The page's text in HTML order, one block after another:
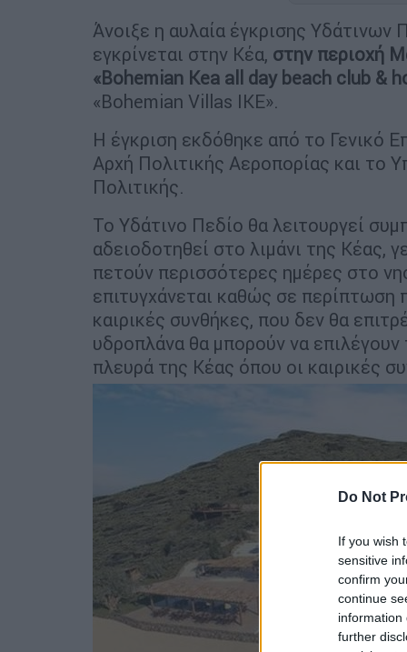
Do Not
If you wish
sensitive
confirm
continue
information
further
Άνοιξε η αυλαία έγκρισης
εγκρίνεται στην Κέα, στην περιοχή
«Bohemian Kea all day beach club &
«Bohemian Villas ΙΚΕ».
Η έγκριση εκδόθηκε από το Γενικό
Αρχή Πολιτικής Αεροπορίας και το
Πολιτικής.
Το Υδάτινο Πεδίο θα λειτουργεί
αδειοδοτηθεί στο λιμάνι της Κέας,
πετούν περισσότερες ημέρες στο
επιτυγχάνεται καθώς σε περίπτωση
καιρικές συνθήκες, που δεν θα
υδροπλάνα θα μπορούν να
πλευρά της Κέας όπου οι καιρικές